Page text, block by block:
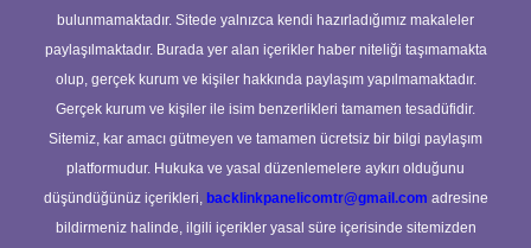
bulunmamaktadır. Sitede yalnızca kendi hazırladığımız makaleler
paylaşılmaktadır. Burada yer alan içerikler haber niteliği taşımamakta
olup, gerçek kurum ve kişiler hakkında paylaşım yapılmamaktadır.
Gerçek kurum ve kişiler ile isim benzerlikleri tamamen tesadüfidir.
Sitemiz, kar amacı gütmeyen ve tamamen ücretsiz bir bilgi paylaşım
platformudur. Hukuka ve yasal düzenlemelere aykırı olduğunu
düşündüğünüz içerikleri, backlinkpanelicomtr@gmail.com adresine
bildirmeniz halinde, ilgili içerikler yasal süre içerisinde sitemizden